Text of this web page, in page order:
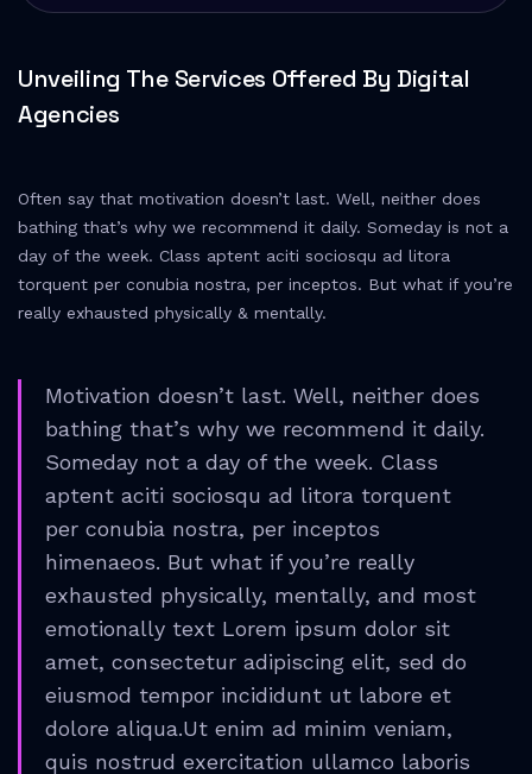
Unveiling The Services Offered By Digital
Agencies
Often say that motivation doesn’t last. Well, neither does
bathing that’s why we recommend it daily. Someday is not a
day of the week. Class aptent aciti sociosqu ad litora
torquent per conubia nostra, per inceptos. But what if you’re
really exhausted physically & mentally.
Motivation doesn’t last. Well, neither does
bathing that’s why we recommend it daily.
Someday not a day of the week. Class
aptent aciti sociosqu ad litora torquent
per conubia nostra, per inceptos
himenaeos. But what if you’re really
exhausted physically, mentally, and most
emotionally text Lorem ipsum dolor sit
amet, consectetur adipiscing elit, sed do
eiusmod tempor incididunt ut labore et
dolore aliqua.Ut enim ad minim veniam,
quis nostrud exercitation ullamco laboris